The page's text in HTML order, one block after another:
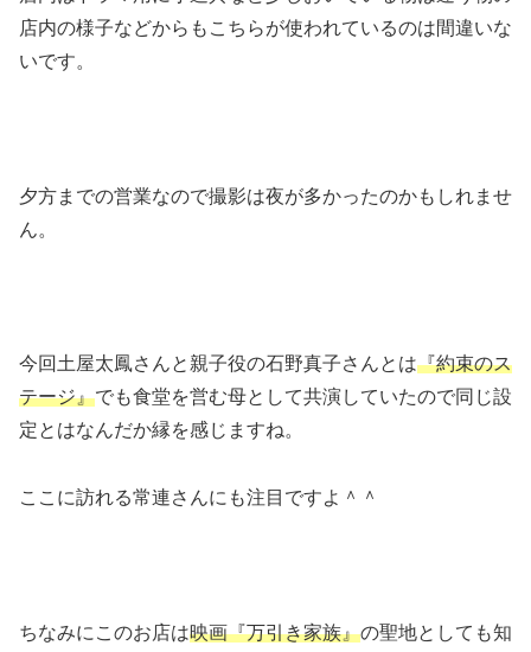
店内の様子などからもこちらが使われているのは間違いな
いです。
夕方までの営業なので撮影は夜が多かったのかもしれませ
ん。
今回土屋太鳳さんと親子役の石野真子さんとは『約束のス
テージ』でも食堂を営む母として共演していたので同じ設
定とはなんだか縁を感じますね。
ここに訪れる常連さんにも注目ですよ＾＾
ちなみにこのお店は映画『万引き家族』の聖地としても知